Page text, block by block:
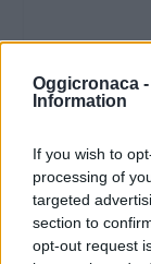
Oggicronaca -
Information
If you wish to
processing of
targeted
section to
opt-out request